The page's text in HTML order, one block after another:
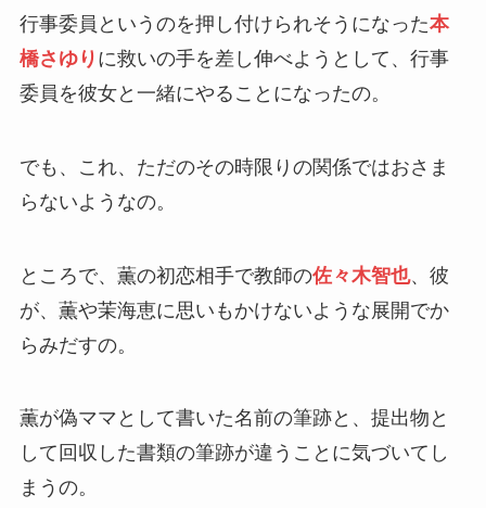
行事委員というのを押し付けられそうになった本
橋さゆり に救いの手を差し伸べようとして、行事
委員を彼女と一緒にやることになったの。
でも、これ、ただのその時限りの関係ではおさま
らないようなの。
ところで、薫の初恋相手で教師の佐々木智也、彼
が、薫や茉海恵に思いもかけないような展開でか
らみだすの。
薫が偽ママとして書いた名前の筆跡と、提出物と
して回収した書類の筆跡が違うことに気づいてし
まうの。